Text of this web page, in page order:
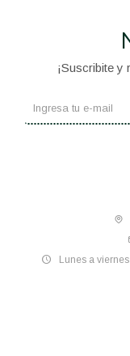
Lunes a
¡Suscribite y